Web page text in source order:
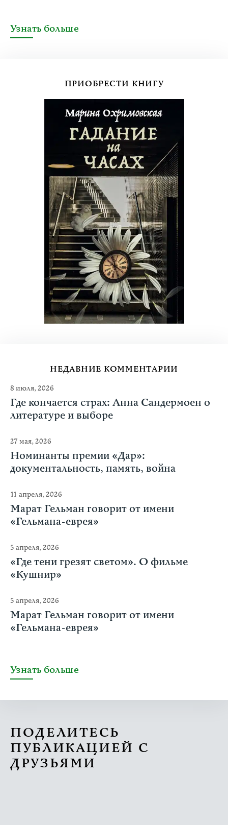
Узнать больше
ПРИОБРЕСТИ КНИГУ
НЕДАВНИЕ КОММЕНТАРИИ
8 июля, 2026
Где кончается страх: Анна Сандермоен о
литературе и выборе
27 мая, 2026
Номинанты премии «Дар»:
документальность, память, война
11 апреля, 2026
Марат Гельман говорит от имени
«Гельмана-еврея»
5 апреля, 2026
«Где тени грезят светом». О фильме
«Кушнир»
5 апреля, 2026
Марат Гельман говорит от имени
«Гельмана-еврея»
Узнать больше
ПОДЕЛИТЕСЬ
ПУБЛИКАЦИЕЙ С
ДРУЗЬЯМИ